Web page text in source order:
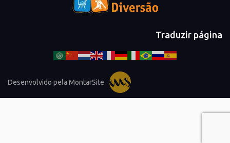
Traduzir página
Desenvolvido pela MontarSite